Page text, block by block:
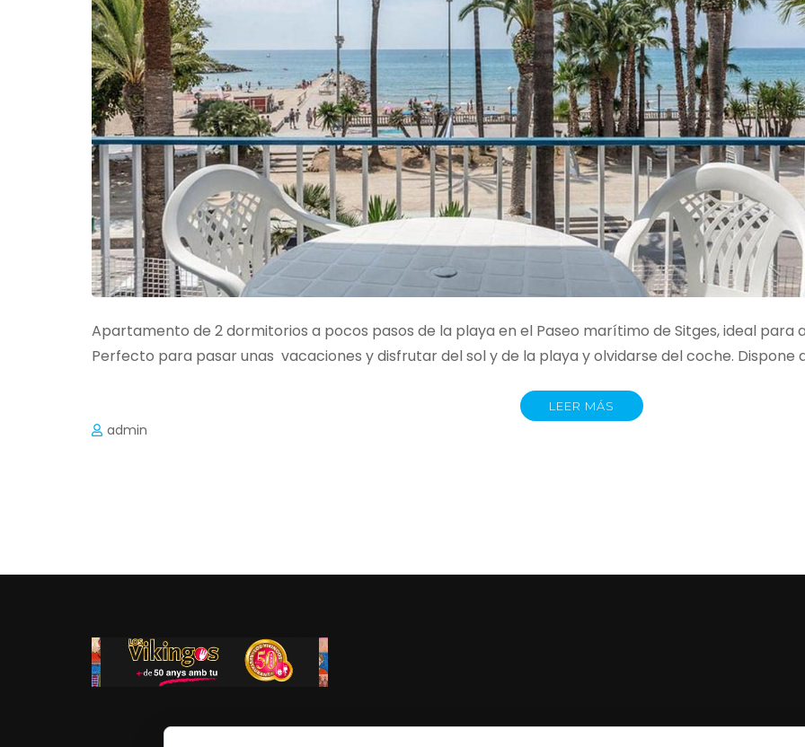
Apartamento de 2 dormitorios a pocos pasos de la playa en el Paseo marítimo de Sitges, ideal para
Perfecto para pasar unas vacaciones y disfrutar del sol y de la playa y olvidarse del coche. Dispone
LEER MÁS
admin